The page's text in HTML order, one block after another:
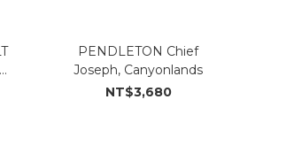
PENDLETON Chief
Joseph, Canyonlands
NT$3,680